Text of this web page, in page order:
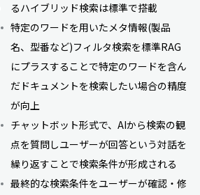
るハイブリッド検索は標準で搭載
特定のワードを用いたメタ情報(製品
名、型番など)フィルタ検索を標準RAG
にプラスすることで特定のワードを含ん
だドキュメントを検索したい場合の精度
が向上
チャットボット形式で、AIから検索の観
点を質問しユーザーが回答という対話を
繰り返すことで検索条件が形成される
最終的な検索条件をユーザーが確認・修